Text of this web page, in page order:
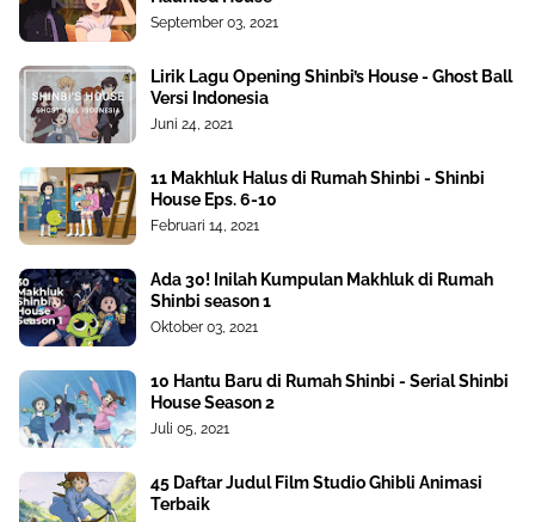
September 03, 2021
Lirik Lagu Opening Shinbi’s House - Ghost Ball
Versi Indonesia
Juni 24, 2021
11 Makhluk Halus di Rumah Shinbi - Shinbi
House Eps. 6-10
Februari 14, 2021
Ada 30! Inilah Kumpulan Makhluk di Rumah
Shinbi season 1
Oktober 03, 2021
10 Hantu Baru di Rumah Shinbi - Serial Shinbi
House Season 2
Juli 05, 2021
45 Daftar Judul Film Studio Ghibli Animasi
Terbaik